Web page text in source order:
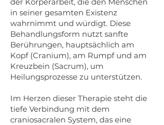
in seiner gesamten Existenz
wahrnimmt und würdigt. Diese
Behandlungsform nutzt sanfte
Berührungen, hauptsächlich am
Kopf (Cranium), am Rumpf und am
Kreuzbein (Sacrum), um
Heilungsprozesse zu unterstützen.
Im Herzen dieser Therapie steht die
tiefe Verbindung mit dem
craniosacralen System, das eine